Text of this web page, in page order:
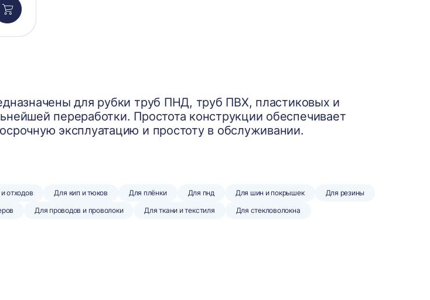
Добавить
в
корзину
для рубки труб ПНД, труб ПВХ, пластиковых и
переработки. Простота конструкции обеспечивает
эксплуатацию и простоту в обслуживании.
отходов Для кип и тюков Для плёнки Для пнд Для шин и покрышек
Для резины
Для проводов и проволоки Для ткани и текстиля Для стекловолокна